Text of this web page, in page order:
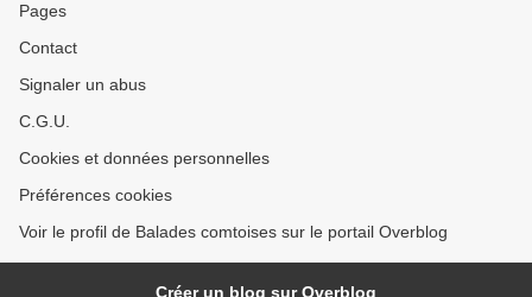
Pages
Contact
Signaler un abus
C.G.U.
Cookies et données personnelles
Préférences cookies
Voir le profil de Balades comtoises sur le portail Overblog
Créer un blog sur Overblog